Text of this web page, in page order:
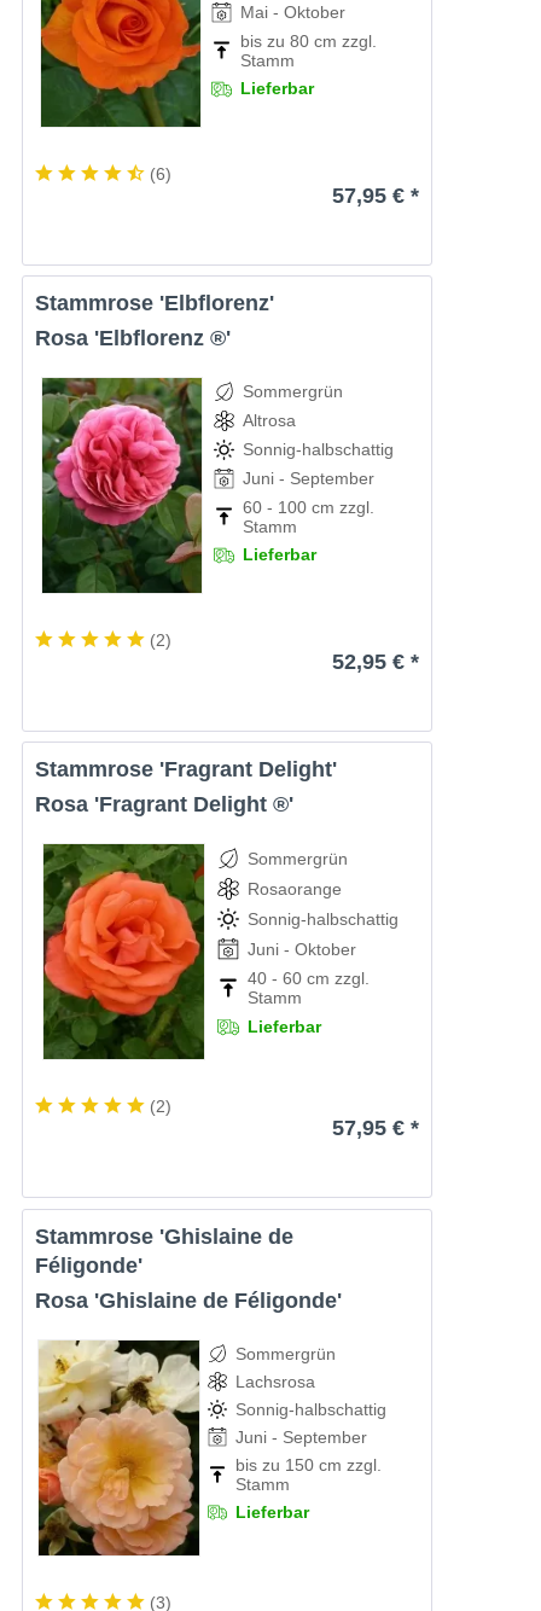
Mai - Oktober
bis zu 80 cm zzgl.
Stamm
Lieferbar
(6)
57,95 € *
Stammrose 'Elbflorenz'
Rosa 'Elbflorenz ®'
Sommergrün
Altrosa
Sonnig-halbschattig
Juni - September
60 - 100 cm zzgl.
Stamm
Lieferbar
(2)
52,95 € *
Stammrose 'Fragrant Delight'
Rosa 'Fragrant Delight ®'
Sommergrün
Rosaorange
Sonnig-halbschattig
Juni - Oktober
40 - 60 cm zzgl.
Stamm
Lieferbar
(2)
57,95 € *
Stammrose 'Ghislaine de
Féligonde'
Rosa 'Ghislaine de Féligonde'
Sommergrün
Lachsrosa
Sonnig-halbschattig
Juni - September
bis zu 150 cm zzgl.
Stamm
Lieferbar
(3)